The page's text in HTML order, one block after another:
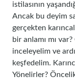
istilasının
Ancak bu deyim
gerçekten
bir anlamı mı
inceleyelim ve
keşfedelim.
Yönelirler?